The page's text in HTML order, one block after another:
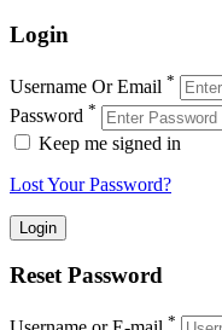
Login
Username Or Email *
Password *
Keep me signed in
Lost Your Password?
Reset Password
*